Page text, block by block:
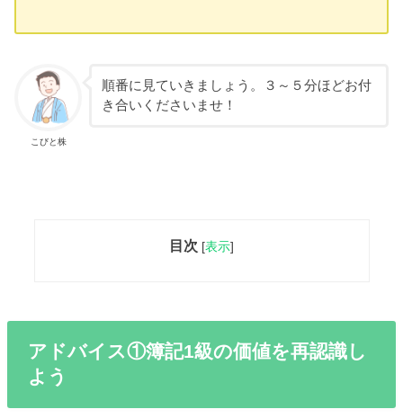
こびと株
順番に見ていきましょう。３～５分ほどお付
き合いくださいませ！
目次 [表示]
アドバイス①簿記1級の価値を再認識し
よう